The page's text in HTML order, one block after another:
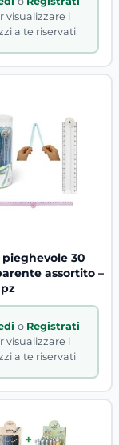
visualizzare i
a te riservati
30
assortito –
o Registrati
visualizzare i
a te riservati